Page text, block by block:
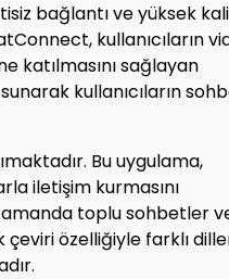
bağlantı ve yüksek
kullanıcıların
katılmasını sağlayan
kullanıcıların
Bu uygulama,
iletişim kurmasını
toplu sohbetler
çeviri özelliğiyle farklı